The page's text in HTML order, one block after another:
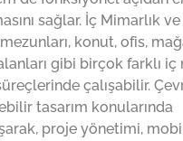
sağlar. İç Mimarlık
mezunları, konut, ofis,
gibi birçok farklı iç
çalışabilir.
tasarım konularında
proje yönetimi,